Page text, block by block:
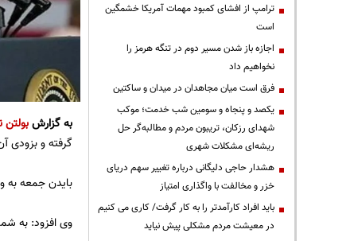
به گزارشبولتن
گرفته و بزودی
بایدن جمعه به
وی افزود: به
ترامپ از افشای کمبود مهمات آمریکا خشمگین
است
اجازه باز شدن مسیر دوم در تنگه هرمز را
نخواهیم داد
فرق است میان مجاهدان در میدان و ساکتین
یکصد و پنجاه و سومین شب خدمت؛ موکب
شهدای رزکان، تریبون مردم و مطالبه‌گر حل
ریشه‌ای مشکلات شهری
هشدار حاجی دلیگانی درباره تغییر سهم دریای
خزر و مخالفت با واگذاری امتیاز
باید افراد کارآمدتر را به کار گرفت/ کاری می کنیم
در معیشت مردم مشکلی پیش نیاید